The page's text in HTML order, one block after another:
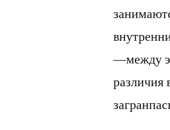
—между
различия